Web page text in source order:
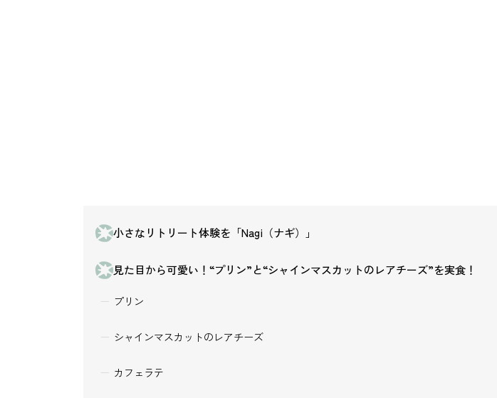
小さなリトリート体験を「Nagi（ナギ）」
見た目から可愛い！“プリン”と“シャインマスカットのレアチーズ”を実食！
プリン
シャインマスカットのレアチーズ
カフェラテ